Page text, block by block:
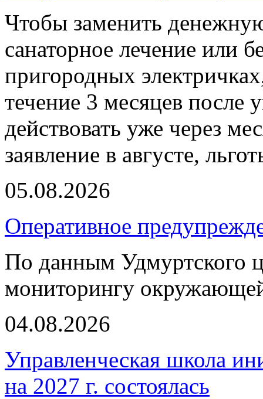
Чтобы заменить
санаторное лечение или
пригородных
течение 3 месяцев после
действовать уже через
заявление в августе,
05.08.2026
Оперативное
По данным Удмуртского
мониторингу
04.08.2026
Управленческая школа
на 2027 г. состоялась